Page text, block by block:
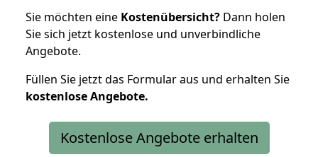
Sie möchten eine Kostenübersicht? Dann holen
Sie sich jetzt kostenlose und unverbindliche
Angebote.
Füllen Sie jetzt das Formular aus und erhalten Sie
kostenloseAngebote.
Kostenlose Angebote erhalten